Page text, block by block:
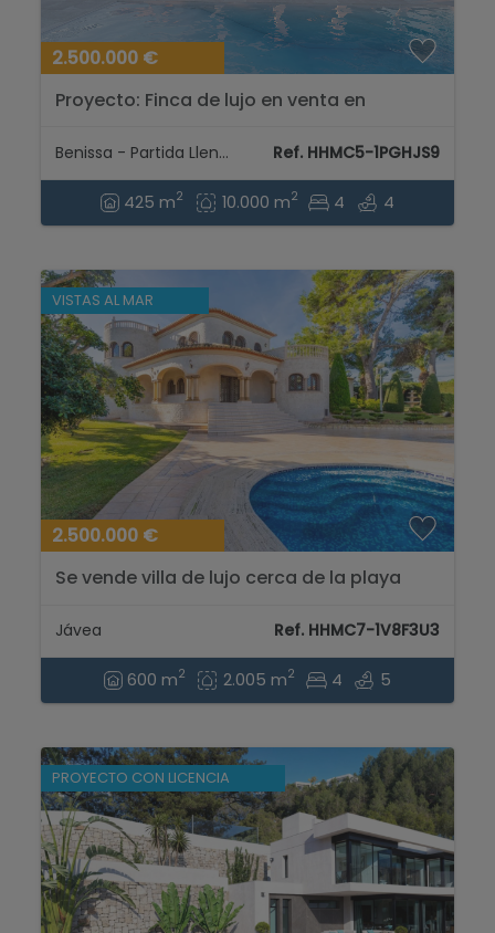
2.500.000 €
Proyecto: Finca de lujo en venta en
Benissa - Partida Llenes Ref. HHMC5-1PGHJS9
425 m2 10.000 m2 4 4
VISTAS AL MAR
2.500.000 €
Se vende villa de lujo cerca de la playa
Jávea Ref. HHMC7-1V8F3U3
600 m2 2.005 m2 4 5
PROYECTO CON LICENCIA